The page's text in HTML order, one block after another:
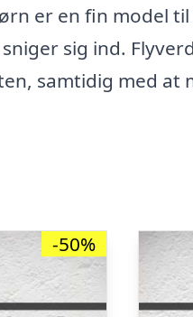
er en fin model
sig ind.
samtidig med at
-50%